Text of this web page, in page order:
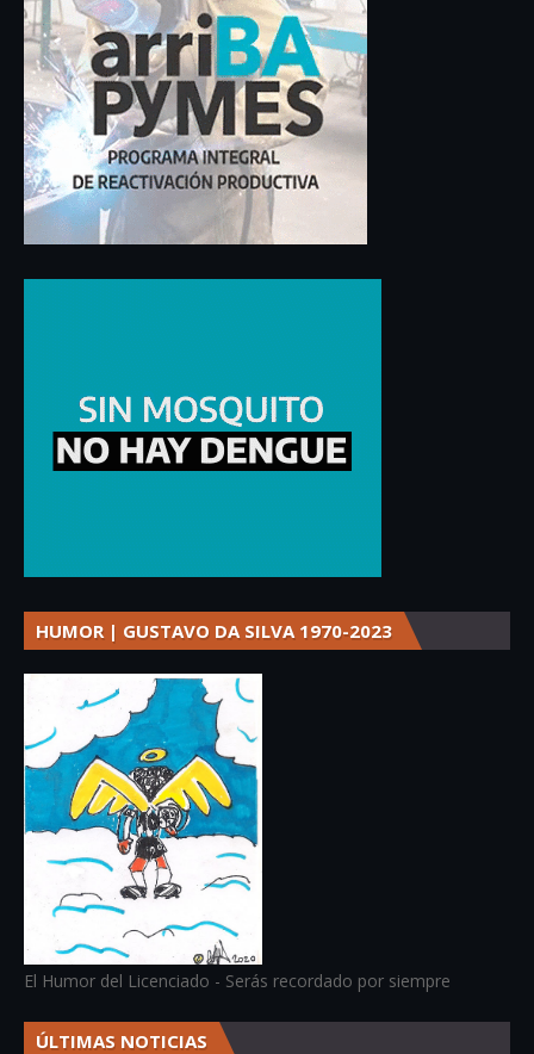
HUMOR | GUSTAVO DA SILVA 1970-2023
El Humor del Licenciado - Serás recordado por siempre
ÚLTIMAS NOTICIAS